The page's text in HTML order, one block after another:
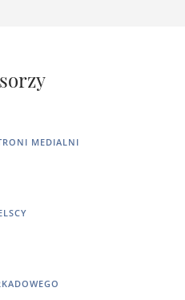
MEDIALNI